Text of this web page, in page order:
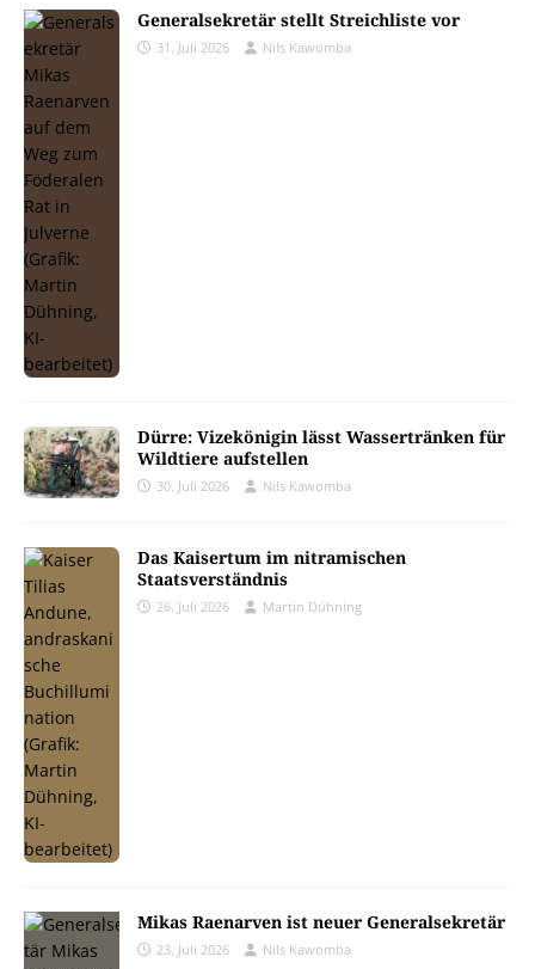
Generalsekretär stellt Streichliste vor
31. Juli 2026 Nils Kawomba
Dürre: Vizekönigin lässt Wassertränken für
Wildtiere aufstellen
30. Juli 2026 Nils Kawomba
Das Kaisertum im nitramischen
Staatsverständnis
26. Juli 2026 Martin Dühning
Mikas Raenarven ist neuer Generalsekretär
23. Juli 2026 Nils Kawomba